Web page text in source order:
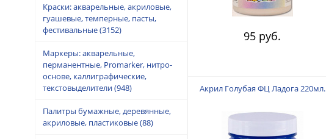
Краски: акварельные, акриловые,
гуашевые, темперные, пасты,
фестивальные(3152)
Маркеры: акварельные,
перманентные, Promarker, нитро-
основе, каллиграфические,
текстовыделители(948)
Палитры бумажные, деревянные,
акриловые, пластиковые(88)
95 руб.
Акрил Голубая ФЦ Ладога 220мл.